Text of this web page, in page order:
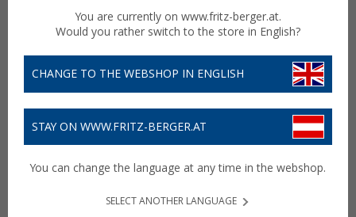
You are currently on www.fritz-berger.at.
Would you rather switch to the store in English?
CHANGE TO THE WEBSHOP IN ENGLISH
STAY ON WWW.FRITZ-BERGER.AT
You can change the language at any time in the webshop.
SELECT ANOTHER LANGUAGE